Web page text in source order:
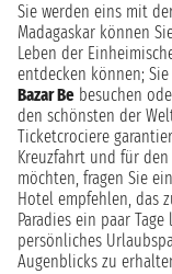
Sie werden eins mit
Madagaskar können
Leben der
entdecken können;
Bazar Be besuchen
den schönsten der
Ticketcrociere
Kreuzfahrt und für
möchten, fragen Sie
Hotel empfehlen, das
Paradies ein paar
persönliches
Augenblicks zu